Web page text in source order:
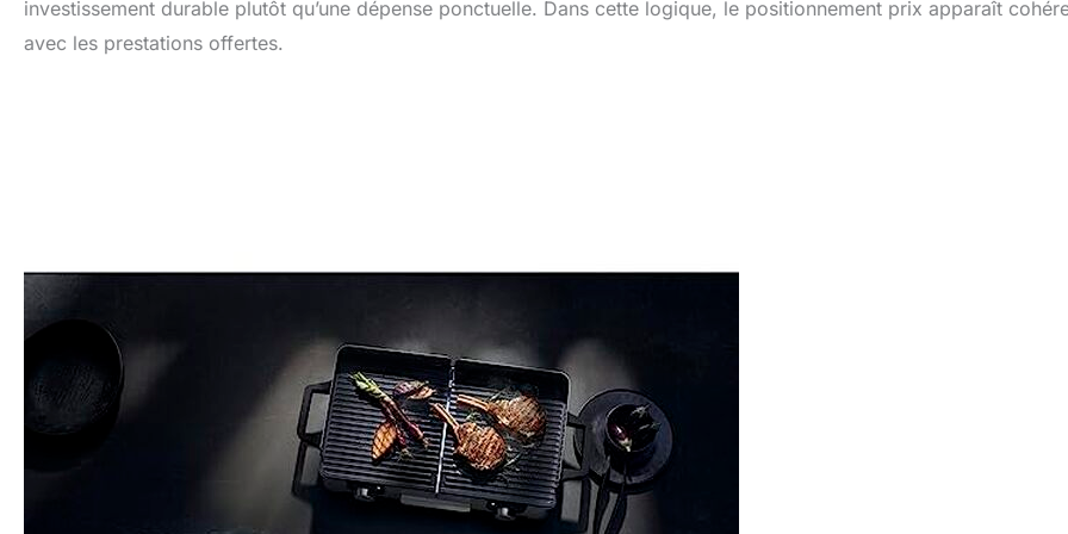
investissement durable plutôt qu’une dépense ponctuelle. Dans cette logique, le positionnement prix apparaît
avec les prestations offertes.